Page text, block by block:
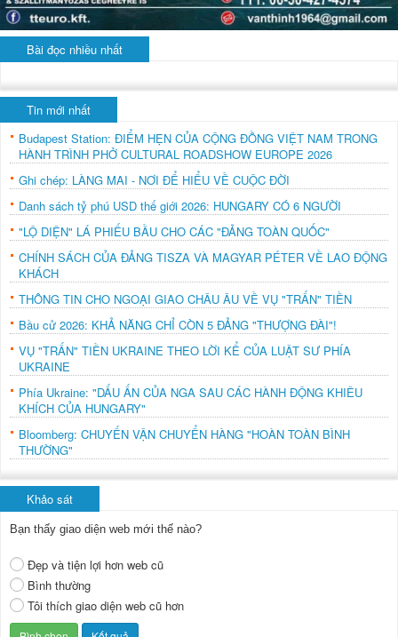
Bài đọc nhiều nhất
Tin mới nhất
Budapest Station: ĐIỂM HẸN CỦA CỘNG ĐỒNG VIỆT NAM TRONG
HÀNH TRÌNH PHỞ CULTURAL ROADSHOW EUROPE 2026
Ghi chép: LÀNG MAI - NƠI ĐỂ HIỂU VỀ CUỘC ĐỜI
Danh sách tỷ phú USD thế giới 2026: HUNGARY CÓ 6 NGƯỜI
"LỘ DIỆN" LÁ PHIẾU BẦU CHO CÁC "ĐẢNG TOÀN QUỐC"
CHÍNH SÁCH CỦA ĐẢNG TISZA VÀ MAGYAR PÉTER VỀ LAO ĐỘNG
KHÁCH
THÔNG TIN CHO NGOẠI GIAO CHÂU ÂU VỀ VỤ "TRẤN" TIỀN
Bầu cử 2026: KHẢ NĂNG CHỈ CÒN 5 ĐẢNG "THƯỢNG ĐÀI"!
VỤ "TRẤN" TIỀN UKRAINE THEO LỜI KỂ CỦA LUẬT SƯ PHÍA
UKRAINE
Phía Ukraine: "DẤU ẤN CỦA NGA SAU CÁC HÀNH ĐỘNG KHIÊU
KHÍCH CỦA HUNGARY"
Bloomberg: CHUYẾN VẬN CHUYỂN HÀNG "HOÀN TOÀN BÌNH
THƯỜNG"
Khảo sát
Bạn thấy giao diện web mới thế nào?
Đẹp và tiện lợi hơn web cũ
Bình thường
Tôi thích giao diện web cũ hơn